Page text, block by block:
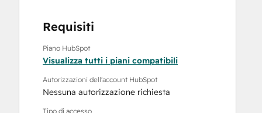
Requisiti
Piano HubSpot
Visualizza tutti i piani compatibili
Autorizzazioni dell'account HubSpot
Nessuna autorizzazione richiesta
Tipo di accesso